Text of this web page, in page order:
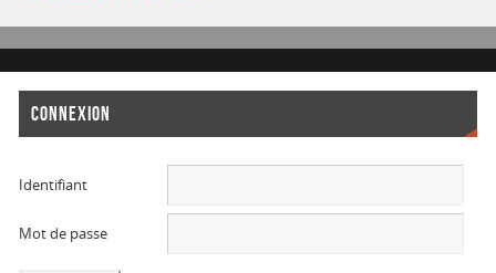
CONNEXION
Identifiant
Mot de passe